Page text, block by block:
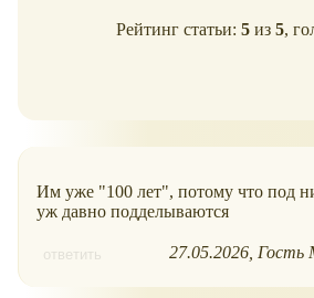
Рейтинг статьи: 5 из 5,
Им уже "100 лет", потому что под
уж давно подделываются
ответить 27.05.2026 Гость